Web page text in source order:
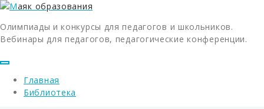
Олимпиады и конкурсы для педагогов и школьников.
Вебинары для педагогов, педагогические конференции.
Главная
Библиотека